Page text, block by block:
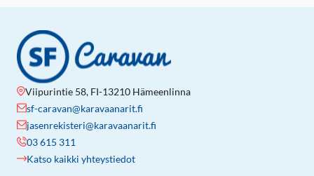
Viipurintie 58, FI-13210 Hämeenlinna
sf-caravan@karavaanarit.fi
jasenrekisteri@karavaanarit.fi
03 615 311
Katso kaikki yhteystiedot